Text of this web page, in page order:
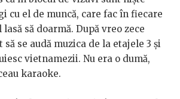
cu el de muncă, care fac în fiecare
să doarmă. După vreo zece
se audă muzica de la etajele 3 și
vietnamezii. Nu era o dumă,
karaoke.